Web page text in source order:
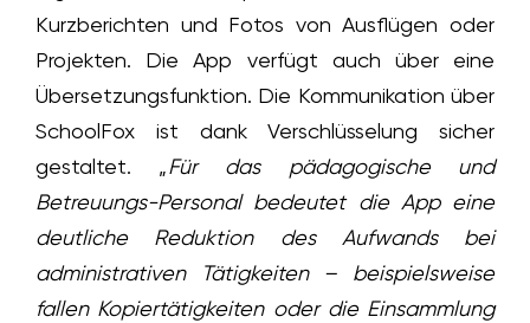
Kurzberichten und Fotos von Ausflügen oder
Projekten. Die App verfügt auch über eine
Übersetzungsfunktion. Die Kommunikation über
SchoolFox ist dank Verschlüsselung sicher
gestaltet. „Für das pädagogische und
Betreuungs-Personal bedeutet die App eine
deutliche Reduktion des Aufwands bei
administrativen Tätigkeiten – beispielsweise
fallen Kopiertätigkeiten oder die Einsammlung